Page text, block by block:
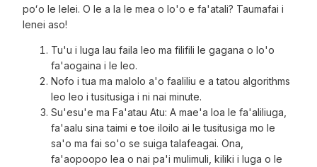
poʻo le lelei. O le a la le mea o lo'o e fa'atali? Taumafai i
lenei aso!
Tu'u i luga lau faila leo ma filifili le gagana o lo'o
fa'aogaina i le leo.
Nofo i tua ma malolo a'o faaliliu e a tatou algorithms
leo leo i tusitusiga i ni nai minute.
Su'esu'e ma Fa'atau Atu: A mae'a loa le fa'aliliuga,
fa'aalu sina taimi e toe iloilo ai le tusitusiga mo le
sa'o ma fai so'o se suiga talafeagai. Ona,
fa'aopoopo lea o nai pa'i mulimuli, kiliki i luga o le